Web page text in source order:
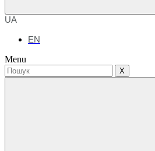
UA
EN
Menu
X